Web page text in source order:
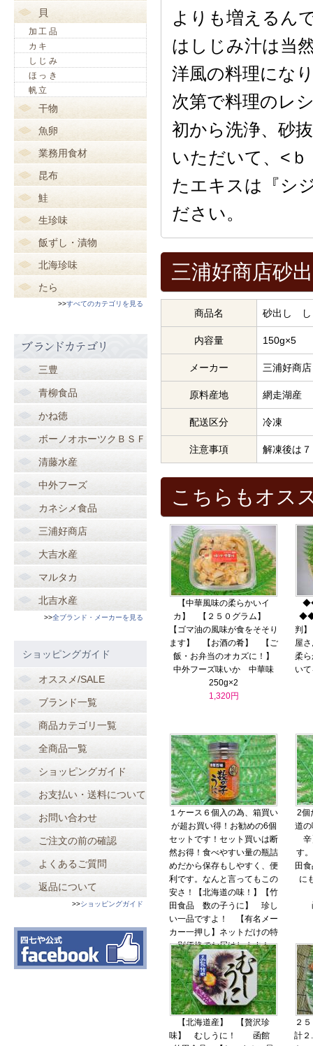
よりも増えるん
はしじみ汁は当
洋風の料理にな
次第で料理のレ
初から洗浄、砂
いただいて、<
たエキスは『シ
ださい。
三浦好商店砂
商品名 砂出し し
内容量 150g×5
メーカー 三浦好商店
原料産地 網走湖産
配送区分 冷凍
注意事項 解凍後は
こちらもオス
【中華風味の柔らかいイ
カ】 【２５０グラム】
【ゴマ油の風味が食をそそり
ます】 【お酒の肴】 【ご
飯・お弁当のオカズに！】
中外フーズ味いか 中華味
250g×2
1,320円
判
屋
柔
い
１ケース６個入の為、箱買い
が超お買い得！お勧めの6個
セットです！セット買いは断
然お得！食べやすい量の瓶詰
めだから保存もしやすく、便
利です。なんと言ってもこの
安さ！【北海道の味！】【竹
田食品 数の子うに】 珍し
い一品ですよ！ 【有名メー
カー一押し】ネットだけの特
別価格でお届けします！
竹田食品
函館百味 数の子うに
120g×6
\3,160-
2個
道
す
田
に
【北海道産】 【贅沢珍
味】 むしうに！ 函館
２
計２
貝
加工品
カキ
しじみ
ほっき
帆立
干物
魚卵
業務用食材
昆布
鮭
生珍味
飯ずし・漬物
北海珍味
たら
>>すべてのカテゴリを見る
三豊
青柳食品
かね徳
ボーノオホーツクＢＳＦ
清藤水産
中外フーズ
カネシメ食品
三浦好商店
大吉水産
マルタカ
北吉水産
>>全ブランド・メーカーを見る
ショッピングガイド
オススメ/SALE
ブランド一覧
商品カテゴリ一覧
全商品一覧
ショッピングガイド
お支払い・送料について
お問い合わせ
ご注文の前の確認
よくあるご質問
返品について
>>ショッピングガイド